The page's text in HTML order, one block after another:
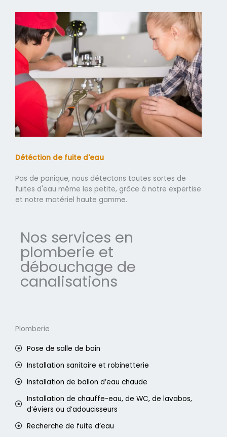
Détéction de fuite d'eau
Pas de panique, nous détectons toutes sortes de
fuites d'eau même les petite, grâce à notre expertise
et notre matériel haute gamme.
Nos services en
plomberie et
débouchage de
canalisations
Plomberie
Pose de salle de bain
Installation sanitaire et robinetterie
Installation de ballon d’eau chaude
Installation de chauffe-eau, de WC, de lavabos,
d’éviers ou d’adoucisseurs
Recherche de fuite d’eau